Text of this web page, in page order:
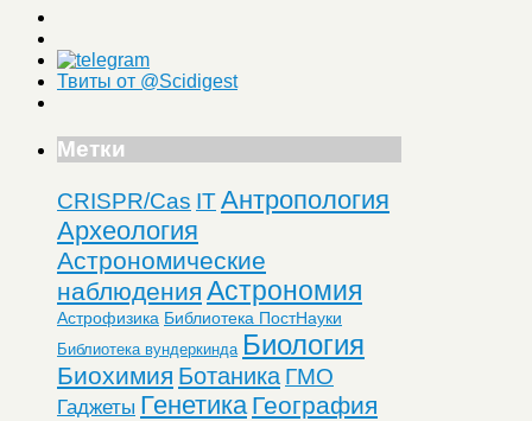
Твиты от @Scidigest
Метки
CRISPR/Cas ITАнтропология
Археология
Астрономические
наблюдения Астрономия
Астрофизика Библиотека ПостНауки
Библиотека вундеркинда Биология
Биохимия Ботаника ГМО
Гаджеты Генетика География